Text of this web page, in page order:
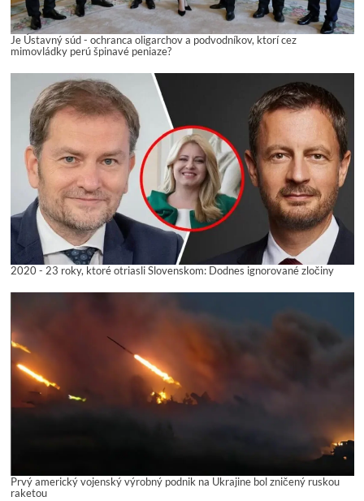
Je Ústavný súd - ochranca oligarchov a podvodníkov, ktorí cez
mimovládky perú špinavé peniaze?
2020 - 23 roky, ktoré otriasli Slovenskom: Dodnes ignorované zločiny
Prvý americký vojenský výrobný podnik na Ukrajine bol zničený ruskou
raketou